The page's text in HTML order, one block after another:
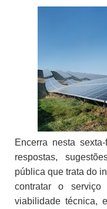
Encerra nesta
respostas,
pública que trata do
contratar o
viabilidade técnica,